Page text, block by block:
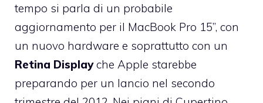
tempo si parla di un probabile
aggiornamento per il MacBook Pro 15”, con
un nuovo hardware e soprattutto con un
Retina Displayche Apple starebbe
preparando per un lancio nel secondo